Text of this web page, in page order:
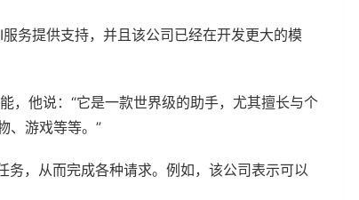
务提供支持，并且该公司已经在开发更大的模
他说：“它是一款世界级的助手，尤其擅长与个
、游戏等等。”
，从而完成各种请求。例如，该公司表示可以